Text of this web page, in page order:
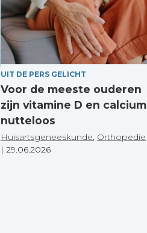
UIT DE PERS GELICHT
Voor de meeste ouderen
zijn vitamine D en calcium
nutteloos
Huisartsgeneeskunde Orthopedie
|29.06.2026